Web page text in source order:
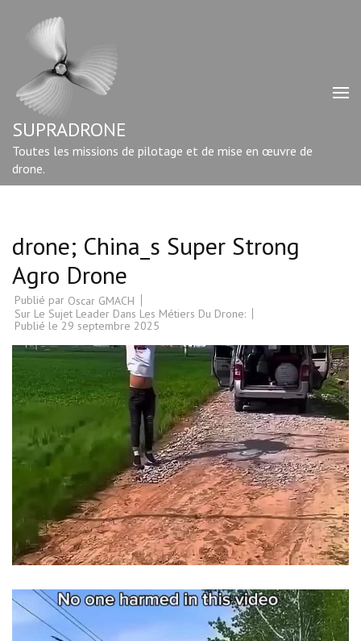
contenu
Entrée)
SUPRADRONE
Toutes les missions de pilotage et de mise en œuvre de
drone.
drone; China_s Super Strong
Agro Drone
Publié par Oscar GMACH
Sur Le Sujet Leader Dans Les Métiers Du Drone:
Publié le 29 septembre 2025